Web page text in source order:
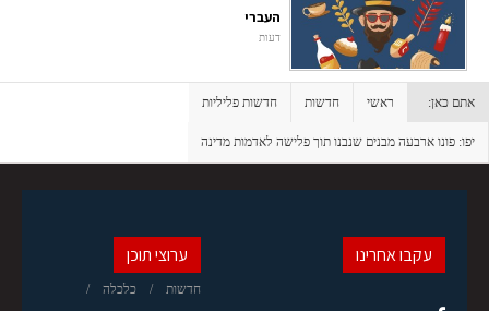
העברי
דעות
אתם כאן: ראשי חדשות חדשות פליליות
יפו: פונו ארבעה מבנים שנבנו תוך פלישה לאדמות מדינה
ערוצי תוכן
חדשות כלכלה
עקבו אחרינו